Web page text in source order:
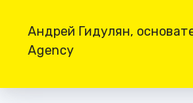
Андрей Гидулян,
Agency